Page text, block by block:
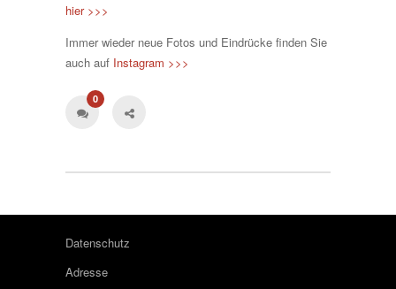
hier >>>
Immer wieder neue Fotos und Eindrücke finden Sie
auch auf Instagram >>>
0
Datenschutz
Adresse